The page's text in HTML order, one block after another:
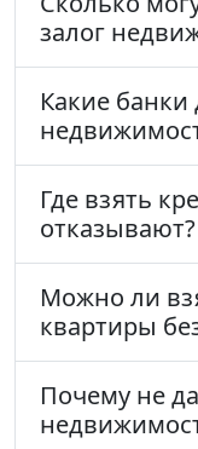
залог
Какие банки
Где взять
отказывают?
Можно ли
квартиры
Почему не